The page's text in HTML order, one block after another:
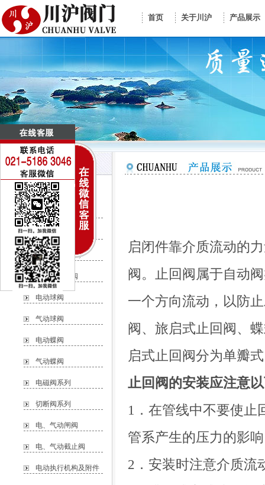
首页 关于川沪 产品展示
控制阀门系列
电动调节阀
气动调节阀
CV3000调节阀
自力式调节阀
电动球阀
气动球阀
电动蝶阀
气动蝶阀
电磁阀系列
切断阀系列
电、气动闸阀
电、气动截止阀
电动执行机构及附件
启闭件靠介质流动的
阀。止回阀属于自动
一个方向流动，以防
阀、旅启式止回阀、
启式止回阀分为单瓣
止回阀的安装应注意
1．在管线中不要使止
管系产生的压力的影
2．安装时注意介质流